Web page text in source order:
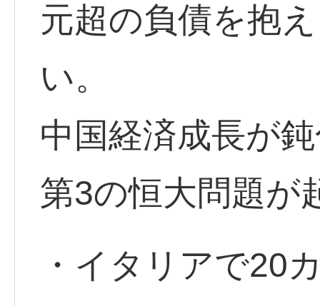
元超の負債を抱
い。
中国経済成長が
第3の恒大問題が
・イタリアで20